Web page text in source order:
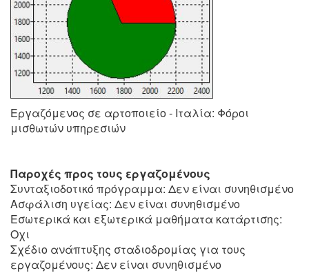
Εργαζόμενος σε αρτοποιείο - Ιταλία: Φόροι
μισθωτών υπηρεσιών
Παροχές προς τους εργαζομένους
Συνταξιοδοτικό πρόγραμμα: Δεν είναι συνηθισμένο
Ασφάλιση υγείας: Δεν είναι συνηθισμένο
Εσωτερικά και εξωτερικά μαθήματα κατάρτισης:
Οχι
Σχέδιο ανάπτυξης σταδιοδρομίας για τους
εργαζομένους: Δεν είναι συνηθισμένο